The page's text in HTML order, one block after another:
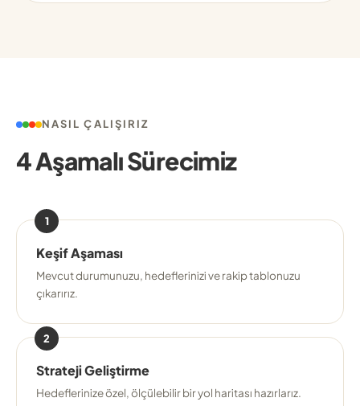
NASIL ÇALIŞIRIZ
4 Aşamalı Sürecimiz
1
Keşif Aşaması
Mevcut durumunuzu, hedeflerinizi ve rakip tablonuzu
çıkarırız.
2
Strateji Geliştirme
Hedeflerinize özel, ölçülebilir bir yol haritası hazırlarız.